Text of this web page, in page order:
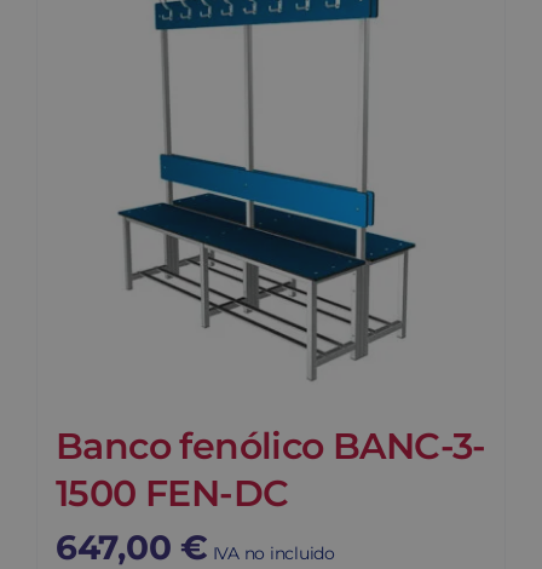
Banco fenólico BANC-3-
1500 FEN-DC
647,00 € IVA no incluido